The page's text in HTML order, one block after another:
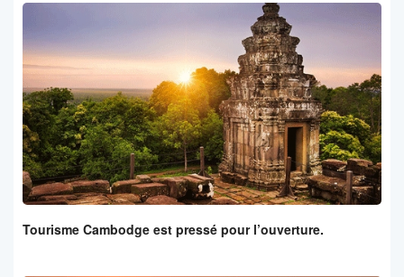
Tourisme Cambodge est pressé pour l’ouverture.